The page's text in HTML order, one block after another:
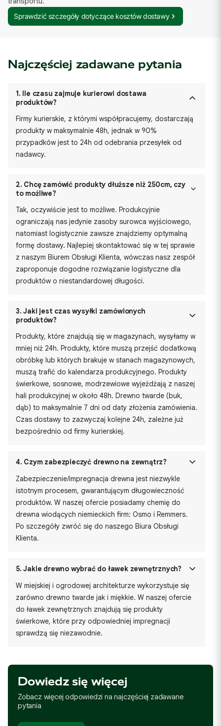
Sprawdzić szczegóły dotyczące kosztów dostawy
Najczęściej zadawane pytania
1. Ile czasu zajmuje kurierowi dostawa
produktów?
Firmy kurierskie, z którymi współpracujemy, dostarczają
produkty w maksymalnie 48h, jednak w 90%
przypadków jest to 24h od odebrania przesyłek od
nadawcy.
2. Chcę zamówić produkty dłuższe niż 250cm, czy
to możliwe?
Tak, oczywiście jest to możliwe. Produkcyjnie
ograniczają nas jedynie zasoby surowca wyjściowego,
natomiast logistycznie zawsze znajdziemy optymalną
formę dostawy. Najlepiej skontaktować się w tej sprawie
z naszym Biurem Obsługi Klienta, wówczas nasz zespół
zaproponuje dogodne rozwiązanie logistyczne dla
produktów o niestandardowej długości.
3. Jaki jest czas wysyłki zamówionych
produktów?
Produkty, które znajdują się w magazynach, wysyłamy w
mniej niż 24h. Produkty, które muszą przejść dodatkową
obróbkę lub których brakuje w stanach magazynowych,
muszą trafić do kalendarza produkcyjnego. Produkty
świerkowe, sosnowe, modrzewiowe wyjeżdżają z naszej
hali produkcyjnej w około 48h. Drewno twarde (buk,
dąb) to maksymalnie 7 dni od daty złożenia zamówienia.
Czas dostawy to zazwyczaj kolejne 24h, zależne już
bezpośrednio od firmy kurierskiej.
4. Czym zabezpieczyć drewno na zewnątrz?
Zabezpieczenie/impregnacja drewna jest niezwykle
istotnym procesem, gwarantującym długowieczność
produktów. W naszej ofercie posiadamy chemię do
drewna wiodących niemieckich firm: Osmo i Remmers.
Po szczegóły zwróć się do naszego Biura Obsługi
Klienta.
5. Jakie drewno wybrać do ławek zewnętrznych?
W miejskiej i ogrodowej architekturze wykorzystuje się
zarówno drewno twarde jak i miękkie. W naszej ofercie
do ławek zewnętrznych znajdują się produkty
świerkowe, które przy odpowiedniej impregnacji
sprawdzą się niezawodnie.
Dowiedz się więcej
Zobacz więcej odpowiedzi na najczęściej zadawane
pytania